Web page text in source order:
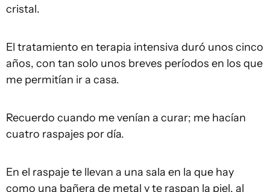
cristal.
El tratamiento en terapia intensiva duró unos cinco
años, con tan solo unos breves períodos en los que
me permitían ir a casa.
Recuerdo cuando me venían a curar; me hacían
cuatro raspajes por día.
En el raspaje te llevan a una sala en la que hay
como una bañera de metal y te raspan la piel, al